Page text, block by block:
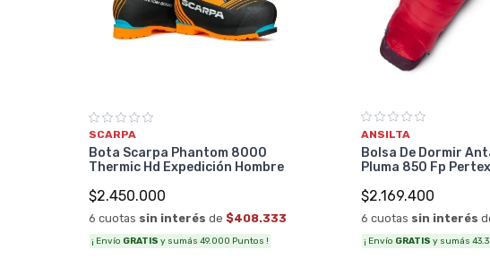
SCARPA
Bota Scarpa Phantom 8000
Thermic Hd Expedición Hombre
$2.450.000
6 cuotas sin interés de $408.333
¡ Envío GRATIS y sumás 49.000 Puntos !
ANSILTA
Bolsa De Dormir
Pluma 850 Fp Pertex
$2.169.400
6 cuotas sin interés
¡ Envío GRATIS y sumás